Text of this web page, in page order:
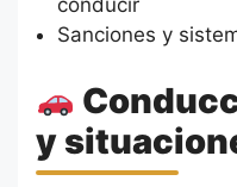
conducir
Sanciones y
y